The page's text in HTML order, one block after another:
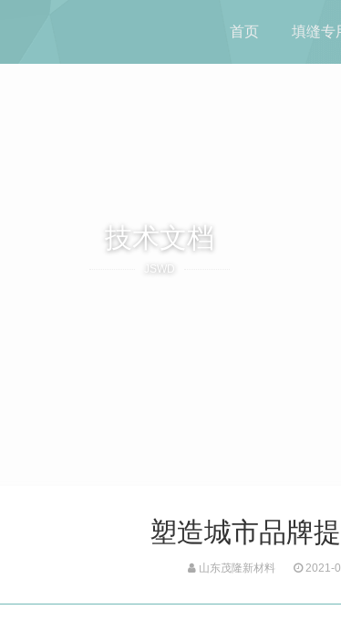
首页 填缝专
技术文档
JSWD
塑造城市品牌
山东茂隆新材料 2021-